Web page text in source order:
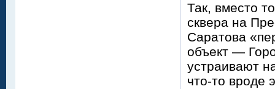
Так, вместо
сквера на
Саратова
объект —
устраивают
что-то вроде